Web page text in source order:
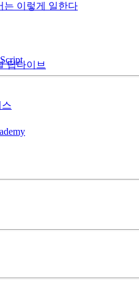
는 이렇게 일한다
딥다이브